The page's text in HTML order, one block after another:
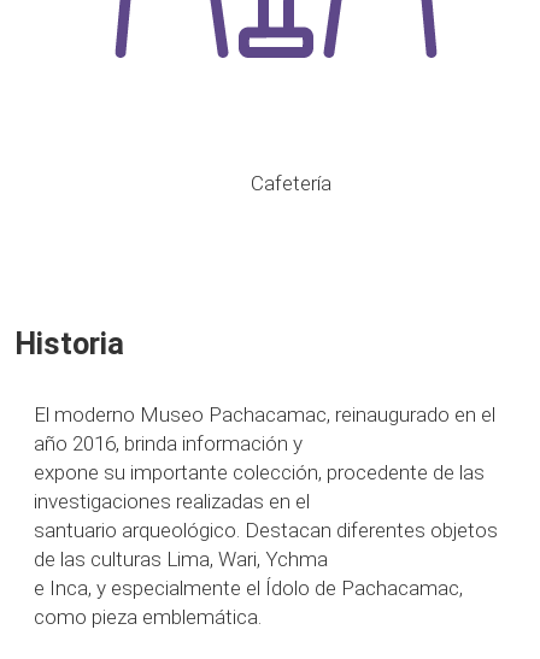
Cafetería
Historia
El moderno Museo Pachacamac, reinaugurado en el
año 2016, brinda información y
expone su importante colección, procedente de las
investigaciones realizadas en el
santuario arqueológico. Destacan diferentes objetos
de las culturas Lima, Wari, Ychma
e Inca, y especialmente el Ídolo de Pachacamac,
como pieza emblemática.